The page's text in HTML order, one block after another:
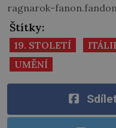
ragnarok-
Štítky:
19. STOLETÍ
UMĚNÍ